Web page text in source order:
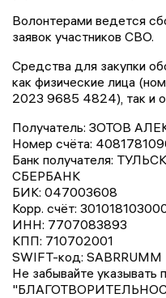
Волонтерами ведется
заявок участников СВО.
Средства для закупки
как физические лица
2023 9685 4824), так и
Получатель: ЗОТОВ
Номер счёта:
Банк получателя:
СБЕРБАНК
БИК: 047003608
Корр. счёт:
ИНН: 7707083893
КПП: 710702001
SWIFT-код: SABRRUMM
Не забывайте